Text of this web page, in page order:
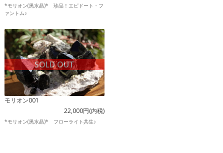
*モリオン(黒水晶)* 珍品！エピドート・フ
ァントム♪
モリオン001
22,000円(内税)
SOLD OUT
*モリオン(黒水晶)* フローライト共生♪